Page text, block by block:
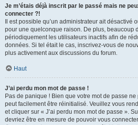
Je m’étais déjà inscrit par le passé mais ne
connecter ?!
Il est possible qu’un administrateur ait désactivé
pour une quelconque raison. De plus, beaucoup
périodiquement les utilisateurs inactifs afin de
données. Si tel était le cas, inscrivez-vous de
plus activement aux discussions du forum.
Haut
J’ai perdu mon mot de passe !
Pas de panique ! Bien que votre mot de passe ne
peut facilement être réinitialisé. Veuillez vous
et cliquer sur « J’ai perdu mon mot de passe ».
devriez être en mesure de pouvoir vous